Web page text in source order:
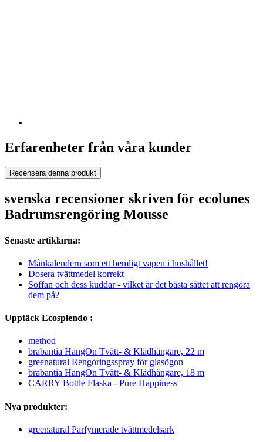
Erfarenheter från våra kunder
Recensera denna produkt
svenska recensioner skriven för ecolunes
Badrumsrengöring Mousse
Senaste artiklarna:
Månkalendern som ett hemligt vapen i hushållet!
Dosera tvättmedel korrekt
Soffan och dess kuddar - vilket är det bästa sättet att rengöra
dem på?
Upptäck Ecosplendo :
method
brabantia HangOn Tvätt- & Klädhängare, 22 m
greenatural Rengöringsspray för glasögon
brabantia HangOn Tvätt- & Klädhängare, 18 m
CARRY Bottle Flaska - Pure Happiness
Nya produkter:
greenatural Parfymerade tvättmedelsark